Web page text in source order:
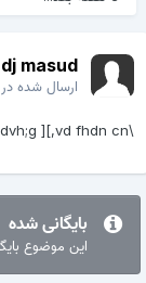
dj masud
ارسال شده در13
بایگانی شده
این موضوع